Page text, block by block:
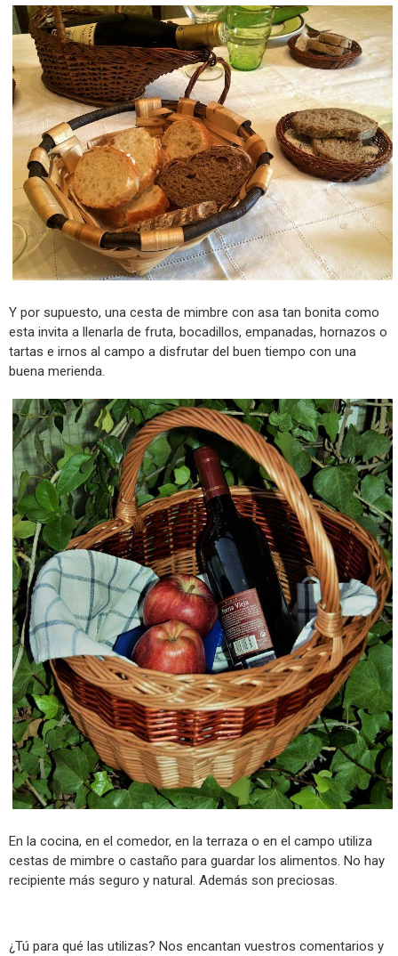
Y por supuesto, una cesta de mimbre con asa tan bonita como
esta invita a llenarla de fruta, bocadillos, empanadas, hornazos o
tartas e irnos al campo a disfrutar del buen tiempo con una
buena merienda.
En la cocina, en el comedor, en la terraza o en el campo utiliza
cestas de mimbre o castaño para guardar los alimentos. No hay
recipiente más seguro y natural. Además son preciosas.
¿Tú para qué las utilizas? Nos encantan vuestros comentarios y